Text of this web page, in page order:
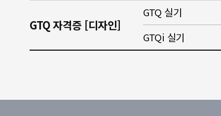
GTQ 자격증 [디자인]
GTQ 실기
GTQi 실기